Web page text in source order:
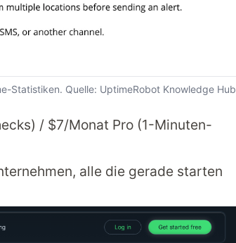
Statistiken. Quelle: UptimeRobot Knowledge Hub
/ $7/Monat Pro (1-Minuten-
alle die gerade starten